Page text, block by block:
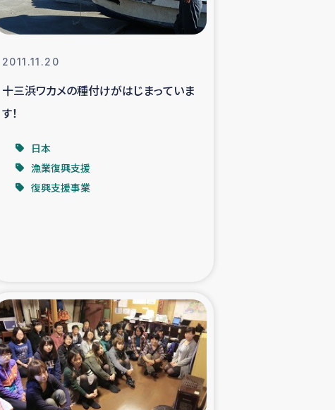
半島地震 緊急支援
ングローブ植林活動
ミxパルシック
応援隊の活動
業復興支援
2011.11.20
十三浜ワカメの種付けがはじまっていま
す！
日本
漁業復興支援
復興支援事業